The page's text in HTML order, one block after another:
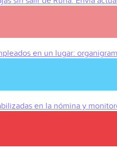
en un lugar:
en la nómina y